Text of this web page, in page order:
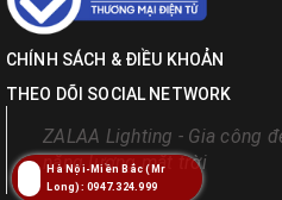
2. Ưu điểm và chính sách
với thiết bị chống sét Surge
CHÍNH SÁCH & ĐIỀU KHOẢN
THEO DÕI SOCIAL NETWORK
ZALAA Lighting - Gia công
năng lượng mặt trời
Hà Nội-Miền Bắc (Mr
Long): 0947.324.999